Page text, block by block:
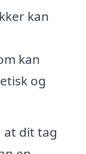
kan
kan
og
at dit tag